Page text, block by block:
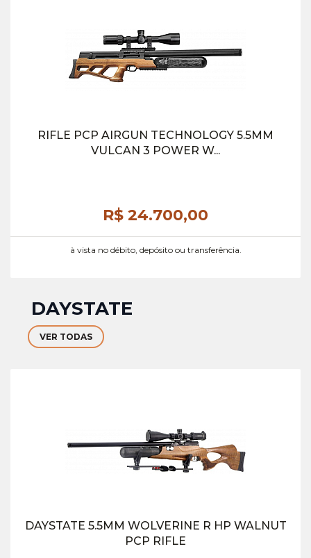
RIFLE PCP AIRGUN TECHNOLOGY 5.5MM
VULCAN 3 POWER W...
R$ 24.700,00
à vista no débito, depósito ou transferência.
DAYSTATE
VER TODAS
DAYSTATE 5.5MM WOLVERINE R HP WALNUT
PCP RIFLE